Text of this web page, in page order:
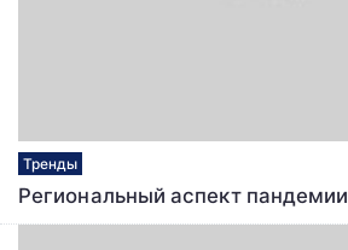
Тренды
Региональный аспект пандемии